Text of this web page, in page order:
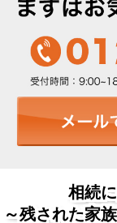
相続
～残された家